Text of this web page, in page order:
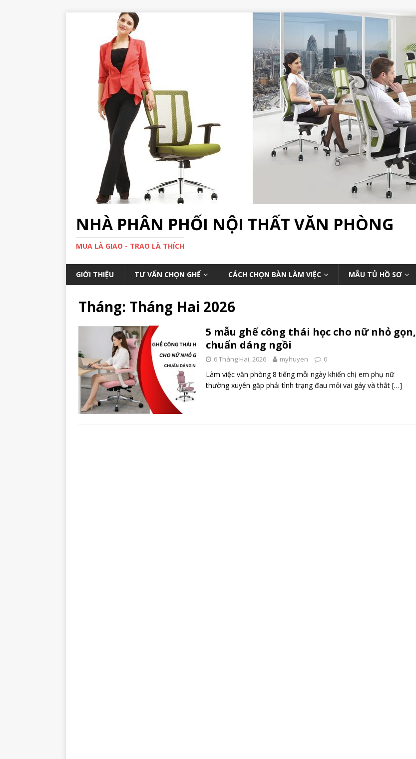
NHÀ PHÂN PHỐI NỘI THẤT VĂN PHÒNG
MUA LÀ GIAO - TRAO LÀ THÍCH
GIỚI THIỆU TƯ VẤN CHỌN GHẾ CÁCH CHỌN BÀN LÀM VIỆC MẪU TỦ HỒ SƠ
Tháng: Tháng Hai 2026
5 mẫu ghế công thái học cho nữ nhỏ gọn,
chuẩn dáng ngồi
6 Tháng Hai, 2026 myhuyen 0
Làm việc văn phòng 8 tiếng mỗi ngày khiến chị em phụ nữ
thường xuyên gặp phải tình trạng đau mỏi vai gáy và thắt […]